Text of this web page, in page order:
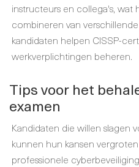
instructeurs en collega's, wat
combineren van
kandidaten helpen CISSP-
werkverplichtingen beheren.
Tips voor het
examen
Kandidaten die willen slagen
kunnen hun kansen
professionele